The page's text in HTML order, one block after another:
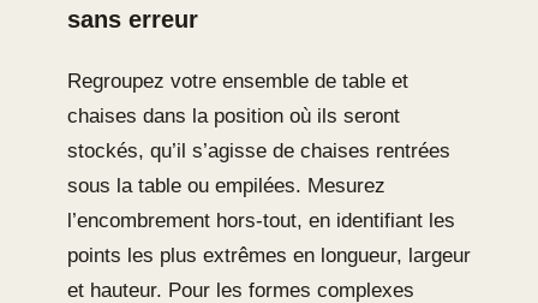
sans erreur
Regroupez votre ensemble de table et
chaises dans la position où ils seront
stockés, qu’il s’agisse de chaises rentrées
sous la table ou empilées. Mesurez
l’encombrement hors-tout, en identifiant les
points les plus extrêmes en longueur, largeur
et hauteur. Pour les formes complexes